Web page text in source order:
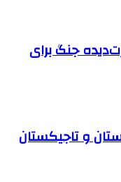
جنگ برای
و تاجیکستان